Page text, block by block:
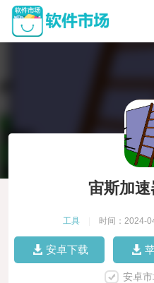
宙斯加
工具 时间：2024-
安卓下载
安卓